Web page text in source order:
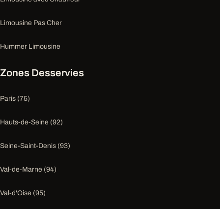
Limousine Pas Cher
Hummer Limousine
Zones Desservies
Paris (75)
Hauts-de-Seine (92)
Seine-Saint-Denis (93)
Val-de-Marne (94)
Val-d'Oise (95)